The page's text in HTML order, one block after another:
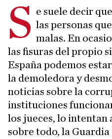
S e suele decir
las personas
malas. En
las fisuras del propio
España podemos
la demoledora y
noticias sobre la
instituciones
los jueces, lo intentan
sobre todo, la